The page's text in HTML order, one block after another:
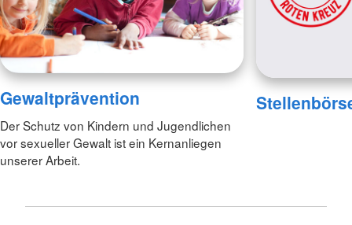
Gewaltprävention
Der Schutz von Kindern und Jugendlichen
vor sexueller Gewalt ist ein Kernanliegen
unserer Arbeit.